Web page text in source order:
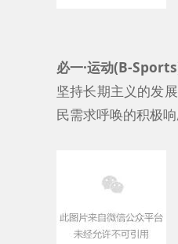
必一·运动(B-
坚持长期主义的发
民需求呼唤的积极响